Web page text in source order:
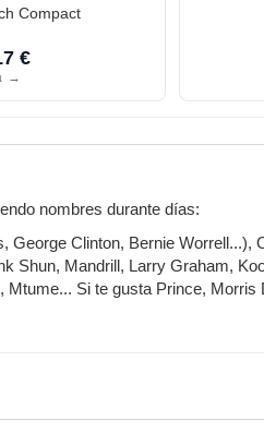
Compact
€
→
nombres durante días:
George Clinton, Bernie Worrell...),
Shun, Mandrill, Larry Graham,
Si te gusta Prince,